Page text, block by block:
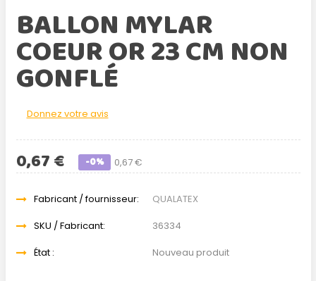
BALLON MYLAR
COEUR OR 23 CM NON
GONFLÉ
Donnez votre avis
0,67 €
0,67 € -0%
Fabricant / fournisseur:
QUALATEX
SKU / Fabricant:
36334
État :
Nouveau produit